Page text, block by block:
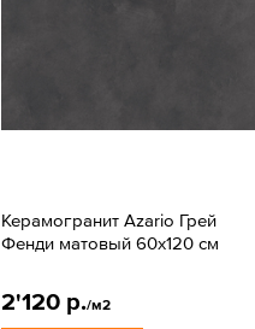
Керамогранит Azario Грей
Фенди матовый 60x120 см
2'120 р./м2